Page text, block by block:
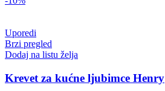
Uporedi
Brzi pregled
Dodaj na listu želja
Krevet za kućne ljubimce Henry